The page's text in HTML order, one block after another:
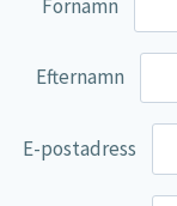
Förnamn
Efternamn
E-postadress